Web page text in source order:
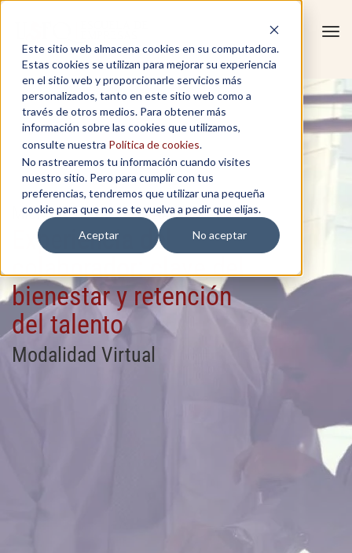
Este sitio web almacena cookies en su computadora.
Estas cookies se utilizan para mejorar su experiencia
en el sitio web y proporcionarle servicios más
personalizados, tanto en este sitio web como a
través de otros medios. Para obtener más
información sobre las cookies que utilizamos,
consulte nuestra Política de cookies.
No rastrearemos tu información cuando visites
nuestro sitio. Pero para cumplir con tus
preferencias, tendremos que utilizar una pequeña
cookie para que no se te vuelva a pedir que elijas.
Aceptar
No aceptar
Miércoles 29 de marzo 2023
Experiencia del
colaborador: clave del
bienestar y retención
del talento
Modalidad Virtual